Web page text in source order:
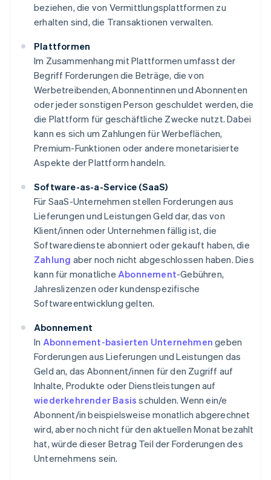
beziehen, die von Vermittlungsplattformen zu
erhalten sind, die Transaktionen verwalten.
Plattformen
Im Zusammenhang mit Plattformen umfasst der
Begriff Forderungen die Beträge, die von
Werbetreibenden, Abonnentinnen und Abonnenten
oder jeder sonstigen Person geschuldet werden, die
die Plattform für geschäftliche Zwecke nutzt. Dabei
kann es sich um Zahlungen für Werbeflächen,
Premium-Funktionen oder andere monetarisierte
Aspekte der Plattform handeln.
Software-as-a-Service (SaaS)
Für SaaS-Unternehmen stellen Forderungen aus
Lieferungen und Leistungen Geld dar, das von
Klient/innen oder Unternehmen fällig ist, die
Softwaredienste abonniert oder gekauft haben, die
Zahlung aber noch nicht abgeschlossen haben. Dies
kann für monatliche Abonnement-Gebühren,
Jahreslizenzen oder kundenspezifische
Softwareentwicklung gelten.
Abonnement
In Abonnement-basierten Unternehmen geben
Forderungen aus Lieferungen und Leistungen das
Geld an, das Abonnent/innen für den Zugriff auf
Inhalte, Produkte oder Dienstleistungen auf
wiederkehrender Basis schulden. Wenn ein/e
Abonnent/in beispielsweise monatlich abgerechnet
wird, aber noch nicht für den aktuellen Monat bezahlt
hat, würde dieser Betrag Teil der Forderungen des
Unternehmens sein.